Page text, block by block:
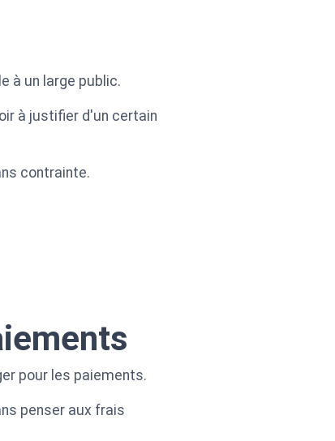
à un large public.
à justifier d'un certain
contrainte.
pour les paiements.
penser aux frais